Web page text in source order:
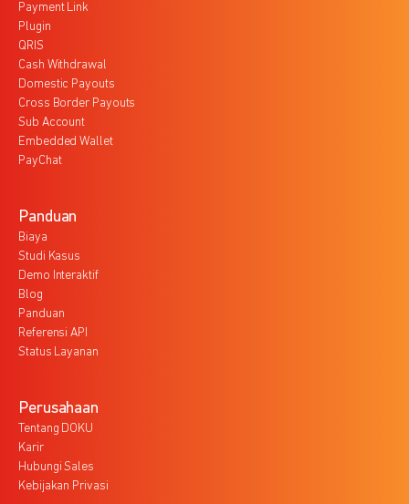
Payment Link
Plugin
QRIS
Cash Withdrawal
Domestic Payouts
Cross Border Payouts
Sub Account
Embedded Wallet
PayChat
Panduan
Biaya
Studi Kasus
Demo Interaktif
Blog
Panduan
Referensi API
Status Layanan
Perusahaan
Tentang DOKU
Karir
Hubungi Sales
Kebijakan Privasi